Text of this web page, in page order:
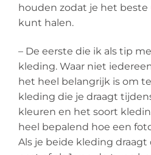
houden zodat je het
kunt halen.
– De eerste die ik als tip
kleding. Waar niet
het heel belangrijk is om
kleding die je draagt
kleuren en het soort
heel bepalend hoe een
Als je beide kleding